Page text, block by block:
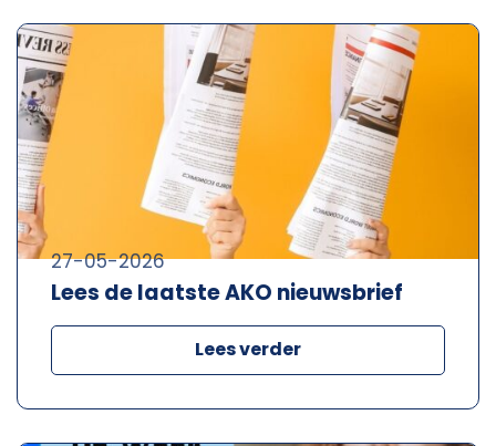
Lees de laatste AKO nieuwsbrief
27-05-2026
Lees verder